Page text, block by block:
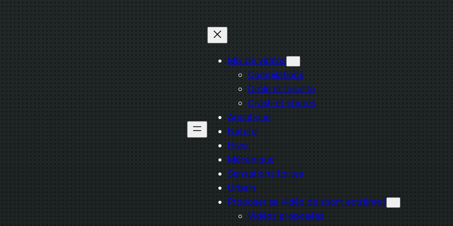
Mix de vidéos
Compilations
Drôle et Insolite
Crash et chutes
Aquatique
Nature
Hiver
Mécanique
Sensations fortes
Urbain
Proposer sa vidéo de sport extrême !
Vidéos proposées